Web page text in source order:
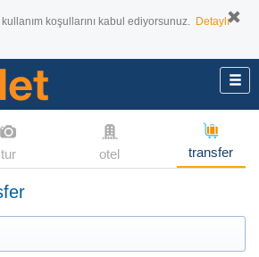
koşullarını kabul ediyorsunuz. Detaylı
tur otel transfer